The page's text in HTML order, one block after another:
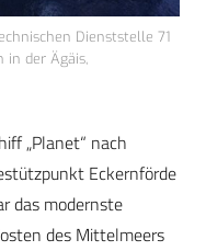
Dienststelle 71
in der Ägäis,
„Planet“ nach
Eckernförde
das modernste
des Mittelmeers